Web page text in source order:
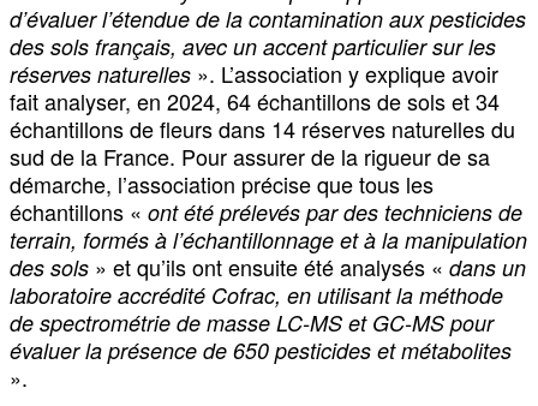
d’évaluer l’étendue de la contamination aux pesticides
des sols français, avec un accent particulier sur les
réserves naturelles ». L’association y explique avoir
fait analyser, en 2024, 64 échantillons de sols et 34
échantillons de fleurs dans 14 réserves naturelles du
sud de la France. Pour assurer de la rigueur de sa
démarche, l’association précise que tous les
échantillons « ont été prélevés par des techniciens de
terrain, formés à l’échantillonnage et à la manipulation
des sols » et qu’ils ont ensuite été analysés « dans un
laboratoire accrédité Cofrac, en utilisant la méthode
de spectrométrie de masse LC-MS et GC-MS pour
évaluer la présence de 650 pesticides et métabolites
».